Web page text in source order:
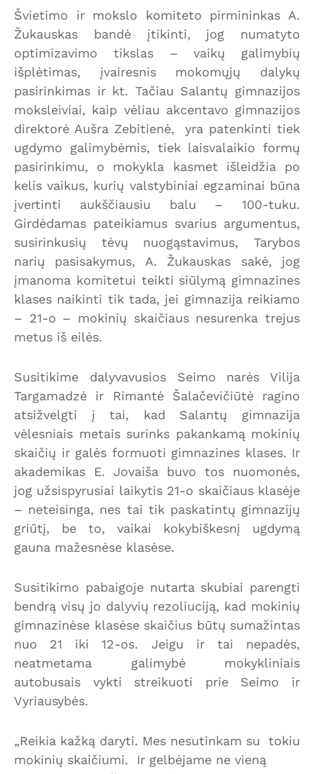
Švietimo ir mokslo komiteto pirmininkas A.
Žukauskas bandė įtikinti, jog numatyto
optimizavimo tikslas – vaikų galimybių
išplėtimas, įvairesnis mokomųjų dalykų
pasirinkimas ir kt. Tačiau Salantų gimnazijos
moksleiviai, kaip vėliau akcentavo gimnazijos
direktorė Aušra Zebitienė, yra patenkinti tiek
ugdymo galimybėmis, tiek laisvalaikio formų
pasirinkimu, o mokykla kasmet išleidžia po
kelis vaikus, kurių valstybiniai egzaminai būna
įvertinti aukščiausiu balu – 100-tuku.
Girdėdamas pateikiamus svarius argumentus,
susirinkusių tėvų nuogąstavimus, Tarybos
narių pasisakymus, A. Žukauskas sakė, jog
įmanoma komitetui teikti siūlymą gimnazines
klases naikinti tik tada, jei gimnazija reikiamo
– 21-o – mokinių skaičiaus nesurenka trejus
metus iš eilės.
Susitikime dalyvavusios Seimo narės Vilija
Targamadzė ir Rimantė Šalačevičiūtė ragino
atsižvelgti į tai, kad Salantų gimnazija
vėlesniais metais surinks pakankamą mokinių
skaičių ir galės formuoti gimnazines klases. Ir
akademikas E. Jovaiša buvo tos nuomonės,
jog užsispyrusiai laikytis 21-o skaičiaus klasėje
– neteisinga, nes tai tik paskatintų gimnazijų
griūtį, be to, vaikai kokybiškesnį ugdymą
gauna mažesnėse klasėse.
Susitikimo pabaigoje nutarta skubiai parengti
bendrą visų jo dalyvių rezoliuciją, kad mokinių
gimnazinėse klasėse skaičius būtų sumažintas
nuo 21 iki 12-os. Jeigu ir tai nepadės,
neatmetama galimybė mokykliniais
autobusais vykti streikuoti prie Seimo ir
Vyriausybės.
„Reikia kažką daryti. Mes nesutinkam su tokiu
mokinių skaičiumi. Ir gelbėjame ne vieną